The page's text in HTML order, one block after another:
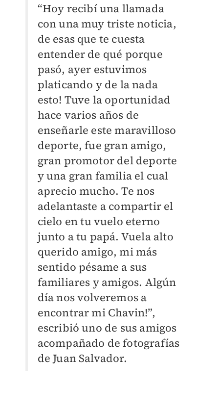
“Hoy recibí una llamada
con una muy triste noticia,
de esas que te cuesta
entender de qué porque
pasó, ayer estuvimos
platicando y de la nada
esto! Tuve la oportunidad
hace varios años de
enseñarle este maravilloso
deporte, fue gran amigo,
gran promotor del deporte
y una gran familia el cual
aprecio mucho. Te nos
adelantaste a compartir el
cielo en tu vuelo eterno
junto a tu papá. Vuela alto
querido amigo, mi más
sentido pésame a sus
familiares y amigos. Algún
día nos volveremos a
encontrar mi Chavin!”,
escribió uno de sus amigos
acompañado de fotografías
de Juan Salvador.